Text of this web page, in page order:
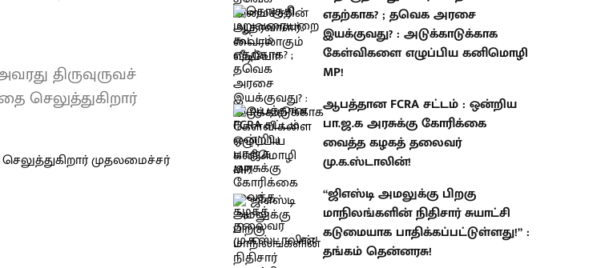
திருவுருவச்
செலுத்துகிறார்
எதற்காக? ; தவெக அரசை
இயக்குவது? : அடுக்காடுக்காக
கேள்விகளை எழுப்பிய கனிமொழி
MP!
ஆபத்தான FCRA சட்டம் : ஒன்றிய
பா.ஜ.க அரசுக்கு கோரிக்கை
வைத்த கழகத் தலைவர்
மு.க.ஸ்டாலின்!
“ஜிஎஸ்டி அமலுக்கு பிறகு
மாநிலங்களின் நிதிசார் சுயாட்சி
கடுமையாக பாதிக்கப்பட்டுள்ளது!” :
தங்கம் தென்னரசு!